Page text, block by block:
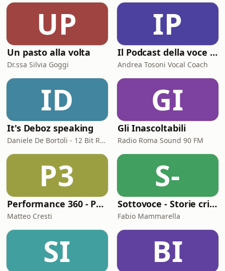
UP
Un pasto alla volta
Dr.ssa Silvia Goggi
IP
Il Podcast della voce e del canto
Andrea Tosoni Vocal Coach
ID
It's Deboz speaking
Daniele De Bortoli - 12 Bit Retrogaming Trieste
GI
Gli Inascoltabili
Radio Roma Sound 90 FM
P3
Performance 360 - Prestazione e Benessere
Matteo Cresti
S-
Sottovoce - Storie criminali
Fabio Mammarella
SI BI